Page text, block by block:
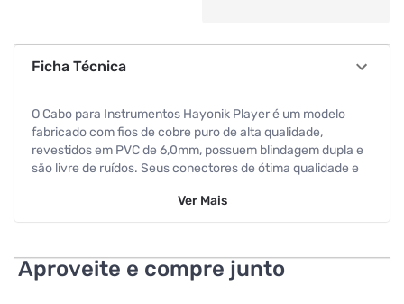
Ficha Técnica
O Cabo para Instrumentos Hayonik Player é um modelo
fabricado com fios de cobre puro de alta qualidade,
revestidos em PVC de 6,0mm, possuem blindagem dupla e
são livre de ruídos. Seus conectores de ótima qualidade e
Tipo P10
Ver Mais
Aproveite e compre junto